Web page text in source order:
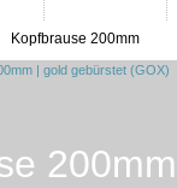
Kopfbrause 200mm
200mm